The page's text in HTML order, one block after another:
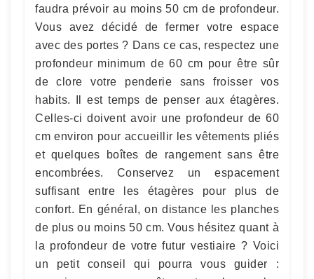
faudra prévoir au moins 50 cm de profondeur.
Vous avez décidé de fermer votre espace
avec des portes ? Dans ce cas, respectez une
profondeur minimum de 60 cm pour être sûr
de clore votre penderie sans froisser vos
habits. Il est temps de penser aux étagères.
Celles-ci doivent avoir une profondeur de 60
cm environ pour accueillir les vêtements pliés
et quelques boîtes de rangement sans être
encombrées. Conservez un espacement
suffisant entre les étagères pour plus de
confort. En général, on distance les planches
de plus ou moins 50 cm. Vous hésitez quant à
la profondeur de votre futur vestiaire ? Voici
un petit conseil qui pourra vous guider :